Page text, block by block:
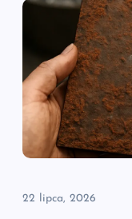
22 lipca, 2026